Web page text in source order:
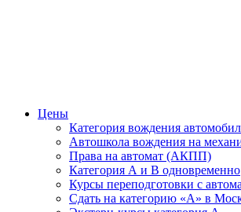
Цены
Категория вождения
Автошкола вождения на
Права на автомат (АКПП)
Категория А и В одновременно
Курсы переподготовки с
Сдать на категорию «А» в